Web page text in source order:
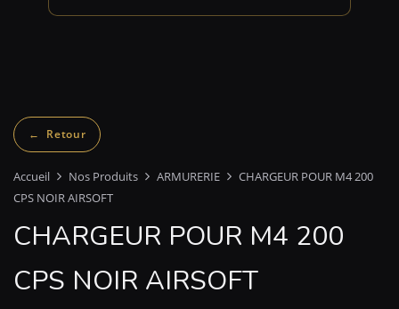
Accueil Nos Produits ARMURERIE
CHARGEUR POUR M4 200
CPS NOIR AIRSOFT
CHARGEUR POUR M4 200
CPS NOIR AIRSOFT